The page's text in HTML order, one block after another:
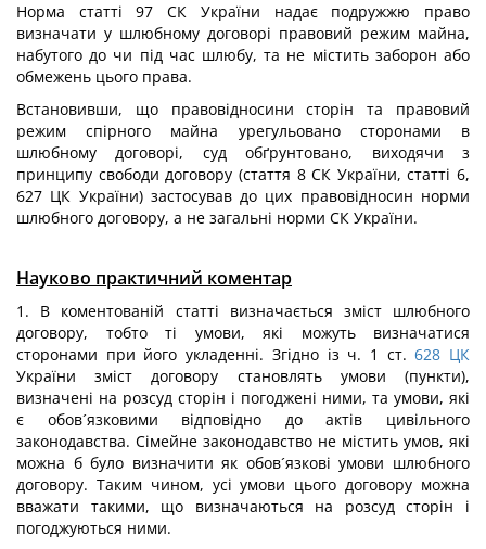
Норма статті 97 СК України надає подружжю право
визначати у шлюбному договорі правовий режим майна,
набутого до чи під час шлюбу, та не містить заборон або
обмежень цього права.
Встановивши, що правовідносини сторін та правовий
режим спірного майна урегульовано сторонами в
шлюбному договорі, суд обґрунтовано, виходячи з
принципу свободи договору (стаття 8 СК України, статті 6,
627 ЦК України) застосував до цих правовідносин норми
шлюбного договору, а не загальні норми СК України.
Науково практичний коментар
1. В коментованій статті визначається зміст шлюбного
договору, тобто ті умови, які можуть визначатися
сторонами при його укладенні. Згідно із ч. 1 ст. 628 ЦК
України зміст договору становлять умови (пункти),
визначені на розсуд сторін і погоджені ними, та умови, які
є обов´язковими відповідно до актів цивільного
законодавства. Сімейне законодавство не містить умов, які
можна б було визначити як обов´язкові умови шлюбного
договору. Таким чином, усі умови цього договору можна
вважати такими, що визначаються на розсуд сторін і
погоджуються ними.